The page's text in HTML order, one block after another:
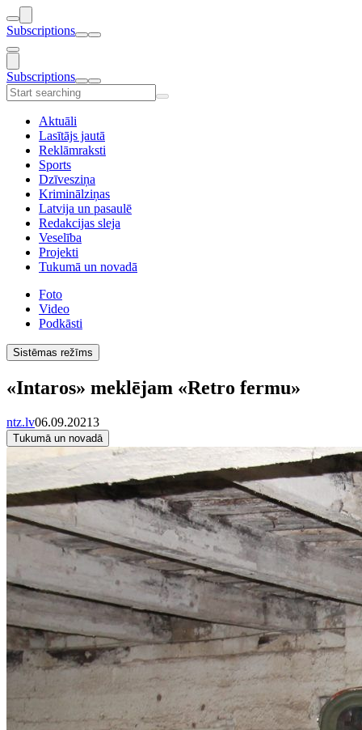
Subscriptions
Subscriptions
Aktuāli
Lasītājs jautā
Reklāmraksti
Sports
Dzīvesziņa
Kriminālziņas
Latvija un pasaulē
Redakcijas sleja
Veselība
Projekti
Tukumā un novadā
Foto
Video
Podkāsti
Sistēmas režīms
«Intaros» meklējam «Retro fermu»
ntz.lv06.09.20213
Tukumā un novadā